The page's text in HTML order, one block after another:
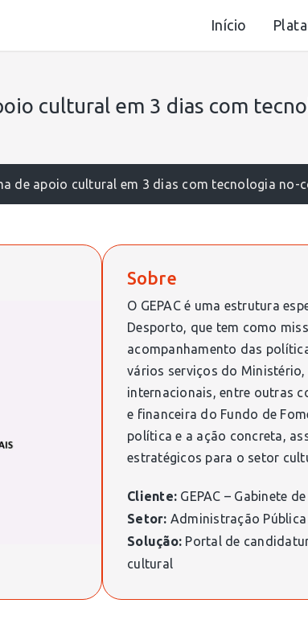
Início
cultural em 3 dias com
de apoio cultural em 3 dias com tecnologia no-
Sobre
O GEPAC é uma estrutura
Desporto, que tem como
acompanhamento das
vários serviços do
internacionais, entre outras
e financeira do Fundo de
política e a ação concreta,
estratégicos para o setor
Cliente: GEPAC – Gabinete
Setor: Administração
Solução: Portal de
cultural